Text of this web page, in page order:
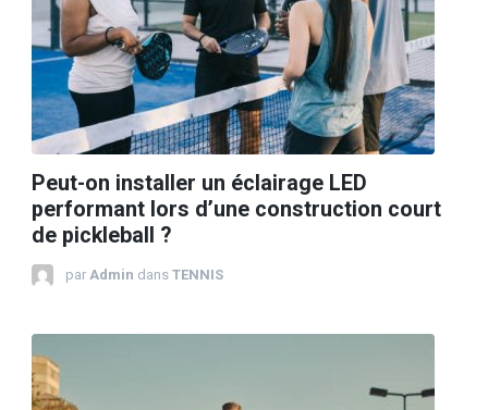
Peut-on installer un éclairage LED
performant lors d’une construction court
de pickleball ?
par Admin dans TENNIS